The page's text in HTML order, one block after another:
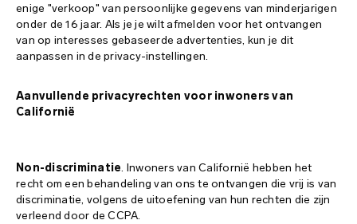
enige "verkoop" van persoonlijke gegevens van minderjarigen
onder de 16 jaar. Als je je wilt afmelden voor het ontvangen
van op interesses gebaseerde advertenties, kun je dit
aanpassen in de privacy-instellingen.
Aanvullende privacyrechten voor inwoners van
Californië
Non-discriminatie. Inwoners van Californië hebben het
recht om een behandeling van ons te ontvangen die vrij is van
discriminatie, volgens de uitoefening van hun rechten die zijn
verleend door de CCPA.